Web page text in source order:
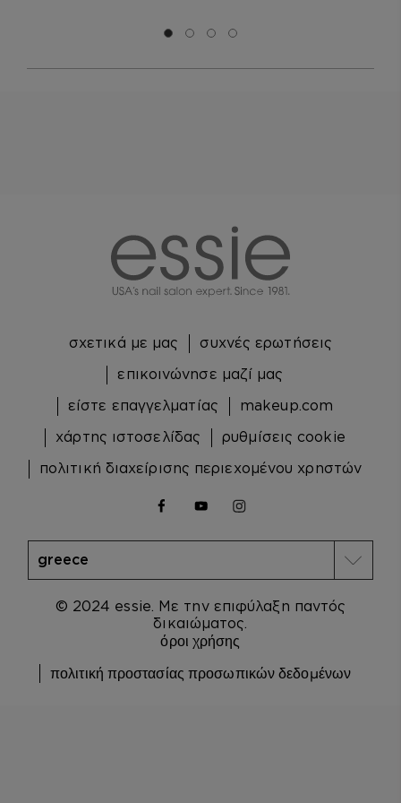
Μετάβαση σε διαφάνεια 0
Μετάβαση σε διαφάνεια 1
Μετάβαση σε διαφάνεια 2
Μετάβαση σε διαφάνεια 3
© 2024 essie. Με την επιφύλαξη παντός
δικαιώματος.
όροι χρήσης
πολιτική προστασίας προσωπικών δεδομένων
σχετικά με μας
συχνές ερωτήσεις
επικοινώνησε μαζί μας
είστε επαγγελματίας
makeup.com
χάρτης ιστοσελίδας
ρυθμίσεις cookie
πολιτική διαχείρισης περιεχομένου χρηστών
facebookyoutubeinstagram